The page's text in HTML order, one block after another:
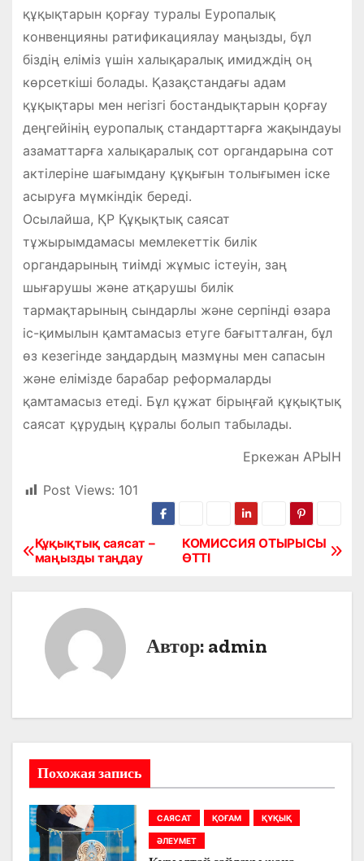
құқықтарын қорғау туралы Еуропалық
конвенцияны ратификациялау маңызды, бұл
біздің еліміз үшін халықаралық имидждің оң
көрсеткіші болады. Қазақстандағы адам
құқықтары мен негізгі бостандықтарын қорғау
деңгейінің еуропалық стандарттарға жақындауы
азаматтарға халықаралық сот органдарына сот
актілеріне шағымдану құқығын толығымен іске
асыруға мүмкіндік береді.
Осылайша, ҚР Құқықтық саясат
тұжырымдамасы мемлекеттік билік
органдарының тиімді жұмыс істеуін, заң
шығарушы және атқарушы билік
тармақтарының сындарлы және серпінді өзара
іс-қимылын қамтамасыз етуге бағытталған, бұл
өз кезегінде заңдардың мазмұны мен сапасын
және елімізде барабар реформаларды
қамтамасыз етеді. Бұл құжат бірыңғай құқықтық
саясат құрудың құралы болып табылады.
Еркежан АРЫН
Post Views: 101
Н
а
и
я
п
КОМИССИЯ ОТЫРЫСЫ
ӨТТІ
Құқықтық саясат –
маңызды таңдау
Автор: admin
Похожая запись
САЯСАТ ҚОҒАМ ҚҰҚЫҚ
ӘЛЕУМЕТ